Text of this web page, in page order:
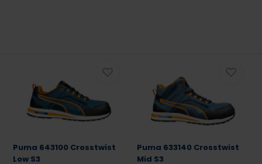
Puma 643100 Crosstwist
Low S3
Puma 633140 Crosstwist
Mid S3